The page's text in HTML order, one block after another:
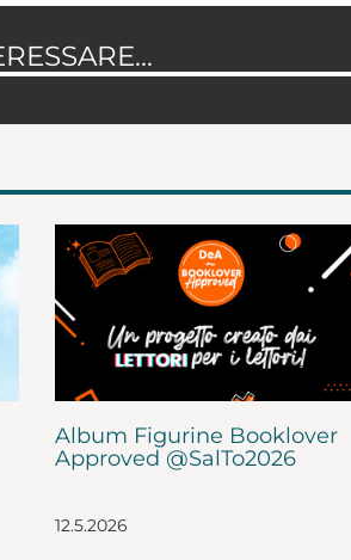
Album Figurine Booklover
Approved @SalTo2026
12.5.2026